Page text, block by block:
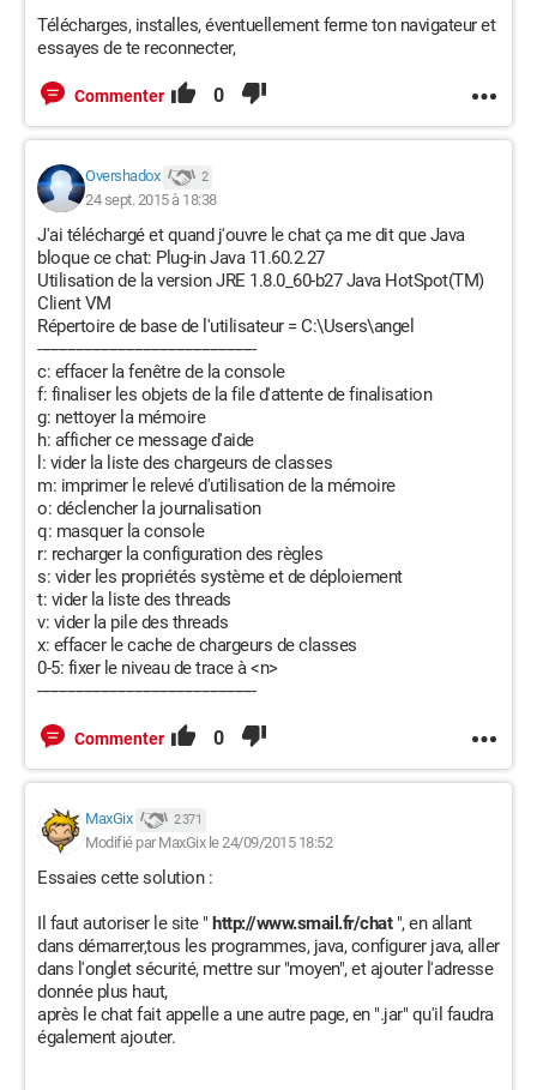
Télécharges, installes, éventuellement ferme ton navigateur et
essayes de te reconnecter,
Commenter 0
Overshadox 2
24 sept. 2015 à 18:38
J'ai téléchargé et quand j'ouvre le chat ça me dit que Java
bloque ce chat: Plug-in Java 11.60.2.27
Utilisation de la version JRE 1.8.0_60-b27 Java HotSpot(TM)
Client VM
Répertoire de base de l'utilisateur = C:\Users\angel
----------------------------------------------------
c: effacer la fenêtre de la console
f: finaliser les objets de la file d'attente de finalisation
g: nettoyer la mémoire
h: afficher ce message d'aide
l: vider la liste des chargeurs de classes
m: imprimer le relevé d'utilisation de la mémoire
o: déclencher la journalisation
q: masquer la console
r: recharger la configuration des règles
s: vider les propriétés système et de déploiement
t: vider la liste des threads
v: vider la pile des threads
x: effacer le cache de chargeurs de classes
0-5: fixer le niveau de trace à <n>
----------------------------------------------------
Commenter 0
MaxGix 2 371
Modifié par MaxGix le 24/09/2015 18:52
Essaies cette solution :
Il faut autoriser le site " http://www.smail.fr/chat", en allant
dans démarrer,tous les programmes, java, configurer java, aller
dans l'onglet sécurité, mettre sur "moyen", et ajouter l'adresse
donnée plus haut,
après le chat fait appelle a une autre page, en ".jar" qu'il faudra
également ajouter.